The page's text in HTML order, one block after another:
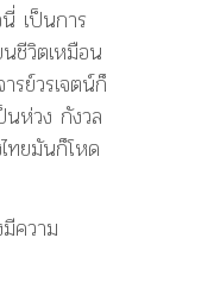
นี่ เป็นการ
ชีวิตเหมือน
ย์วรเจตน์ก็
ห่วง กังวล
ทยมันก็โหด
ความ